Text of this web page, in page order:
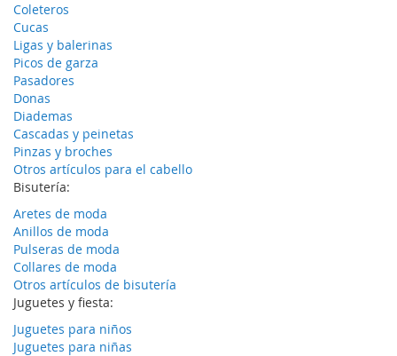
Coleteros
Cucas
Ligas y balerinas
Picos de garza
Pasadores
Donas
Diademas
Cascadas y peinetas
Pinzas y broches
Otros artículos para el cabello
Bisutería:
Aretes de moda
Anillos de moda
Pulseras de moda
Collares de moda
Otros artículos de bisutería
Juguetes y fiesta:
Juguetes para niños
Juguetes para niñas